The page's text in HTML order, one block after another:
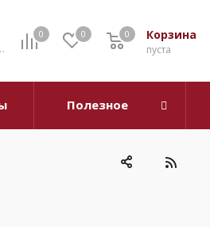
0 0 Корзина
0
пуста
0
Полезное